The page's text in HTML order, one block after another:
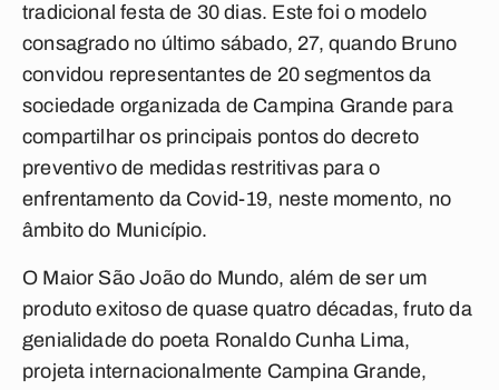
tradicional festa de 30 dias. Este foi o modelo
consagrado no último sábado, 27, quando Bruno
convidou representantes de 20 segmentos da
sociedade organizada de Campina Grande para
compartilhar os principais pontos do decreto
preventivo de medidas restritivas para o
enfrentamento da Covid-19, neste momento, no
âmbito do Município.
O Maior São João do Mundo, além de ser um
produto exitoso de quase quatro décadas, fruto da
genialidade do poeta Ronaldo Cunha Lima,
projeta internacionalmente Campina Grande,